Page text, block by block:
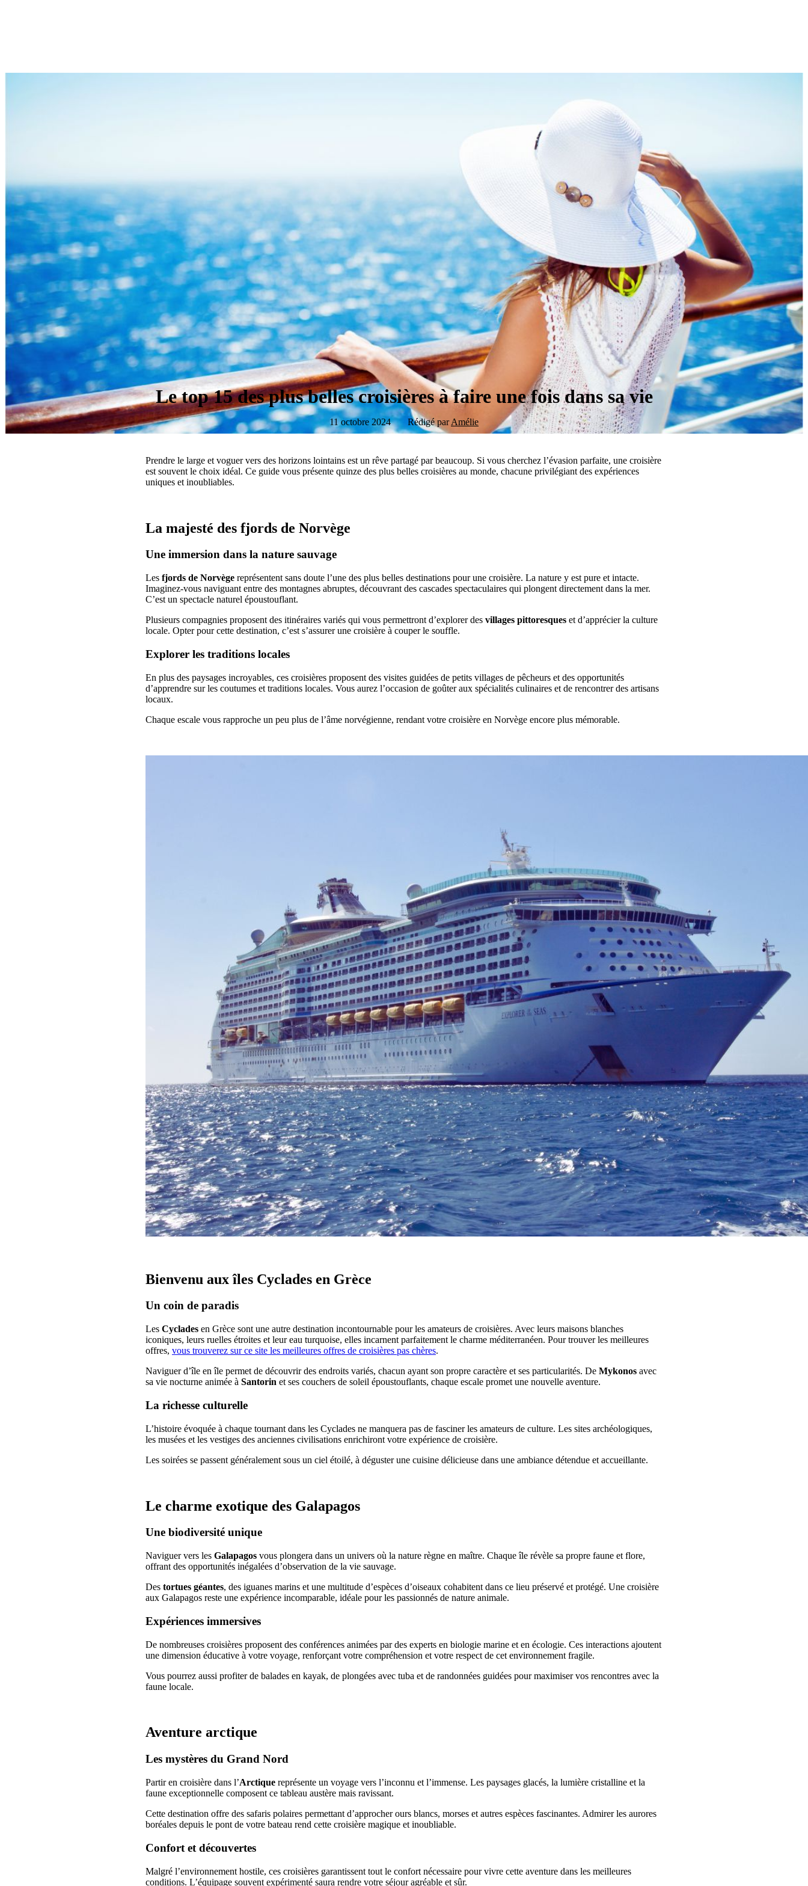
Le top 15 des plus belles croisières à faire une fois dans sa vie
11 octobre 2024 Rédigé parAmélie
Prendre le large et voguer vers des horizons lointains est un rêve partagé par beaucoup. Si vous cherchez l’évasion parfaite, une croisière
est souvent le choix idéal. Ce guide vous présente quinze des plus belles croisières au monde, chacune privilégiant des expériences
uniques et inoubliables.
La majesté des fjords de Norvège
Une immersion dans la nature sauvage
Les fjords de Norvège représentent sans doute l’une des plus belles destinations pour une croisière. La nature y est pure et intacte.
Imaginez-vous naviguant entre des montagnes abruptes, découvrant des cascades spectaculaires qui plongent directement dans la mer.
C’est un spectacle naturel époustouflant.
Plusieurs compagnies proposent des itinéraires variés qui vous permettront d’explorer des villages pittoresques et d’apprécier la culture
locale. Opter pour cette destination, c’est s’assurer une croisière à couper le souffle.
Explorer les traditions locales
En plus des paysages incroyables, ces croisières proposent des visites guidées de petits villages de pêcheurs et des opportunités
d’apprendre sur les coutumes et traditions locales. Vous aurez l’occasion de goûter aux spécialités culinaires et de rencontrer des artisans
locaux.
Chaque escale vous rapproche un peu plus de l’âme norvégienne, rendant votre croisière en Norvège encore plus mémorable.
Bienvenu aux îles Cyclades en Grèce
Un coin de paradis
Les Cyclades en Grèce sont une autre destination incontournable pour les amateurs de croisières. Avec leurs maisons blanches
iconiques, leurs ruelles étroites et leur eau turquoise, elles incarnent parfaitement le charme méditerranéen. Pour trouver les meilleures
offres, vous trouverez sur ce site les meilleures offres de croisières pas chères.
Naviguer d’île en île permet de découvrir des endroits variés, chacun ayant son propre caractère et ses particularités. De Mykonos avec
sa vie nocturne animée à Santorin et ses couchers de soleil époustouflants, chaque escale promet une nouvelle aventure.
La richesse culturelle
L’histoire évoquée à chaque tournant dans les Cyclades ne manquera pas de fasciner les amateurs de culture. Les sites archéologiques,
les musées et les vestiges des anciennes civilisations enrichiront votre expérience de croisière.
Les soirées se passent généralement sous un ciel étoilé, à déguster une cuisine délicieuse dans une ambiance détendue et accueillante.
Le charme exotique des Galapagos
Une biodiversité unique
Naviguer vers les Galapagos vous plongera dans un univers où la nature règne en maître. Chaque île révèle sa propre faune et flore,
offrant des opportunités inégalées d’observation de la vie sauvage.
Des tortues géantes, des iguanes marins et une multitude d’espèces d’oiseaux cohabitent dans ce lieu préservé et protégé. Une croisière
aux Galapagos reste une expérience incomparable, idéale pour les passionnés de nature animale.
Expériences immersives
De nombreuses croisières proposent des conférences animées par des experts en biologie marine et en écologie. Ces interactions ajoutent
une dimension éducative à votre voyage, renforçant votre compréhension et votre respect de cet environnement fragile.
Vous pourrez aussi profiter de balades en kayak, de plongées avec tuba et de randonnées guidées pour maximiser vos rencontres avec la
faune locale.
Aventure arctique
Les mystères du Grand Nord
Partir en croisière dans l’Arctique représente un voyage vers l’inconnu et l’immense. Les paysages glacés, la lumière cristalline et la
faune exceptionnelle composent ce tableau austère mais ravissant.
Cette destination offre des safaris polaires permettant d’approcher ours blancs, morses et autres espèces fascinantes. Admirer les aurores
boréales depuis le pont de votre bateau rend cette croisière magique et inoubliable.
Confort et découvertes
Malgré l’environnement hostile, ces croisières garantissent tout le confort nécessaire pour vivre cette aventure dans les meilleures
conditions. L’équipage souvent expérimenté saura rendre votre séjour agréable et sûr.